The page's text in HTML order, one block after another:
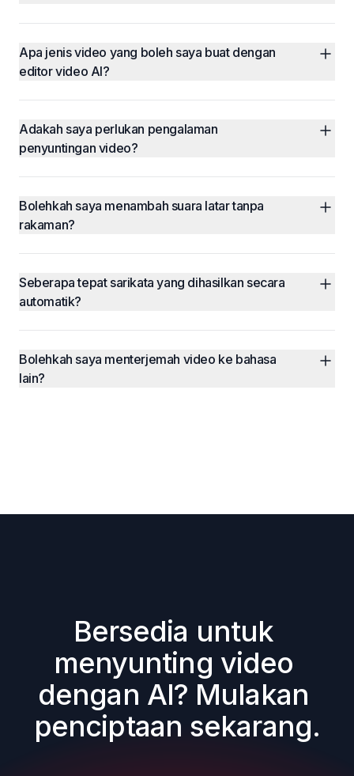
Apa jenis video yang boleh saya buat dengan
editor video AI?
Adakah saya perlukan pengalaman
penyuntingan video?
Bolehkah saya menambah suara latar tanpa
rakaman?
Seberapa tepat sarikata yang dihasilkan secara
automatik?
Bolehkah saya menterjemah video ke bahasa
lain?
Bersedia untuk
menyunting video
dengan AI? Mulakan
penciptaan sekarang.